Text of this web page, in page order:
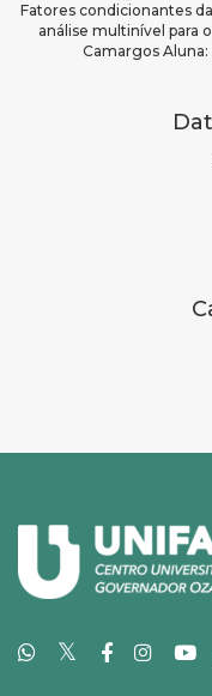
Fatores condicionantes
análise multinível para
Camargos Aluna:
𝕏